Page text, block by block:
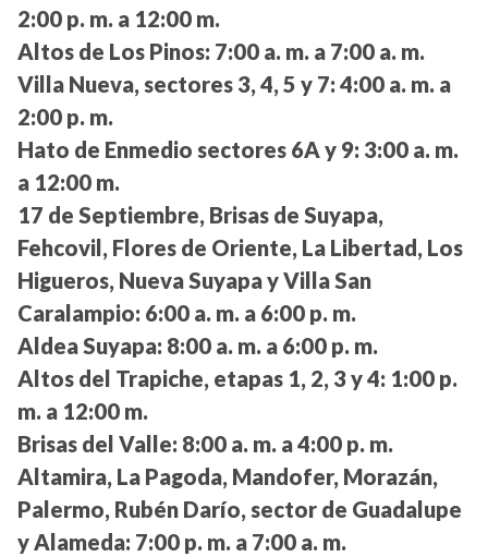
2:00 p. m. a 12:00 m.
Altos de Los Pinos: 7:00 a. m. a 7:00 a. m.
Villa Nueva, sectores 3, 4, 5 y 7: 4:00 a. m. a
2:00 p. m.
Hato de Enmedio sectores 6A y 9: 3:00 a. m.
a 12:00 m.
17 de Septiembre, Brisas de Suyapa,
Fehcovil, Flores de Oriente, La Libertad, Los
Higueros, Nueva Suyapa y Villa San
Caralampio: 6:00 a. m. a 6:00 p. m.
Aldea Suyapa: 8:00 a. m. a 6:00 p. m.
Altos del Trapiche, etapas 1, 2, 3 y 4: 1:00 p.
m. a 12:00 m.
Brisas del Valle: 8:00 a. m. a 4:00 p. m.
Altamira, La Pagoda, Mandofer, Morazán,
Palermo, Rubén Darío, sector de Guadalupe
y Alameda: 7:00 p. m. a 7:00 a. m.